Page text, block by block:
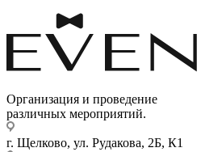
Организация и проведение
различных мероприятий.
г. Щелково, ул. Рудакова, 2Б, К1